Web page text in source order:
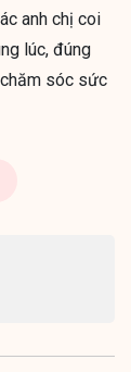
anh chị coi
lúc, đúng
chăm sóc sức